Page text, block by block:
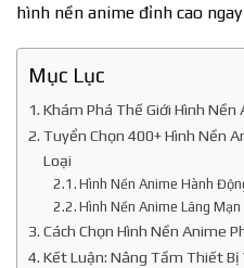
hình nền anime đỉnh cao
Mục Lục
Khám Phá Thế Giới Hình
Tuyển Chọn 400+ Hình Nền
Loại
Hình Nền Anime Hành
Hình Nền Anime Lãng
Cách Chọn Hình Nền Anime
Kết Luận: Nâng Tầm Thiết